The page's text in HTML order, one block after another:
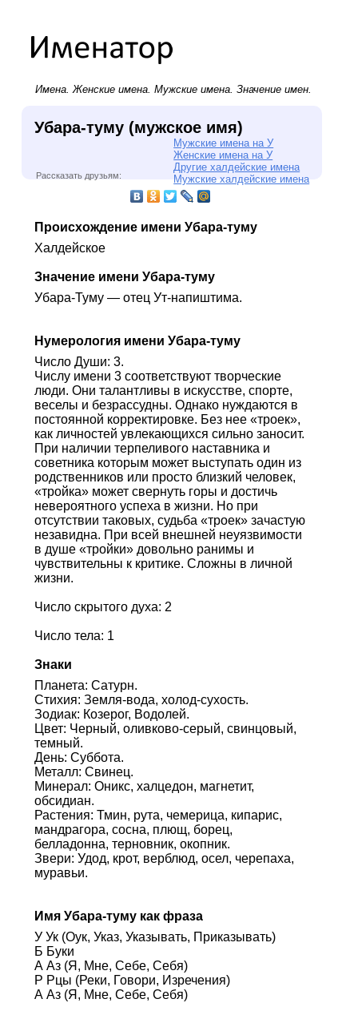
Имена.Женские имена. Мужские имена. Значение имен.
Убара-туму (мужское имя)
Мужские имена на У
Женские имена на У
Другие халдейские имена
Мужские халдейские имена
Рассказать друзьям:
Происхождение имени Убара-туму
Халдейское
Значение имени Убара-туму
Убара-Туму — отец Ут-напиштима.
Нумерология имени Убара-туму
Число Души: 3.
Числу имени 3 соответствуют творческие
люди. Они талантливы в искусстве, спорте,
веселы и безрассудны. Однако нуждаются в
постоянной корректировке. Без нее «троек»,
как личностей увлекающихся сильно заносит.
При наличии терпеливого наставника и
советника которым может выступать один из
родственников или просто близкий человек,
«тройка» может свернуть горы и достичь
невероятного успеха в жизни. Но при
отсутствии таковых, судьба «троек» зачастую
незавидна. При всей внешней неуязвимости
в душе «тройки» довольно ранимы и
чувствительны к критике. Сложны в личной
жизни.
Число скрытого духа: 2
Число тела: 1
Знаки
Планета: Сатурн.
Стихия: Земля-вода, холод-сухость.
Зодиак: Козерог, Водолей.
Цвет: Черный, оливково-серый, свинцовый,
темный.
День: Суббота.
Металл: Свинец.
Минерал: Оникс, халцедон, магнетит,
обсидиан.
Растения: Тмин, рута, чемерица, кипарис,
мандрагора, сосна, плющ, борец,
белладонна, терновник, окопник.
Звери: Удод, крот, верблюд, осел, черепаха,
муравьи.
Имя Убара-туму как фраза
У Ук (Оук, Указ, Указывать, Приказывать)
Б Буки
А Аз (Я, Мне, Себе, Себя)
Р Рцы (Реки, Говори, Изречения)
А Аз (Я, Мне, Себе, Себя)